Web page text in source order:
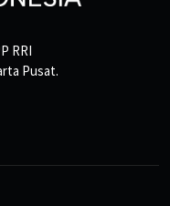
RRI
Pusat.